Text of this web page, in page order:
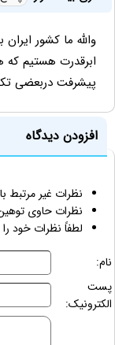
ابرقدرت هستیم که
پیشرفت دربعضی
افزودن دیدگاه
نظرات غیر مرتبط
نظرات حاوی
لطفاً نظرات خود
نام:
پست
الکترونیک: